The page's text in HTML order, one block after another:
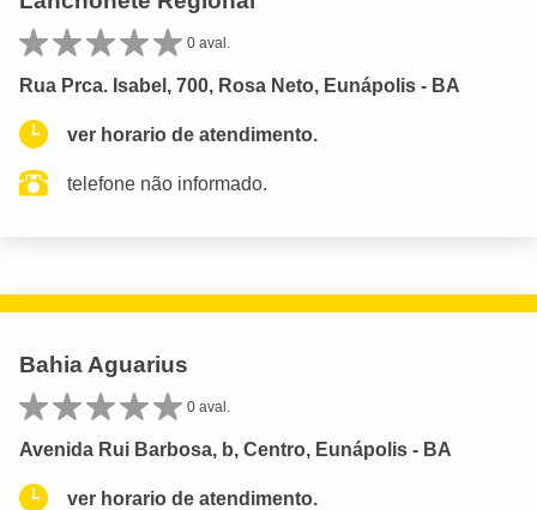
0 aval.
Rua Prca. Isabel, 700, Rosa Neto, Eunápolis - BA
ver horario de atendimento.
telefone não informado.
Bahia Aguarius
0 aval.
Avenida Rui Barbosa, b, Centro, Eunápolis - BA
ver horario de atendimento.